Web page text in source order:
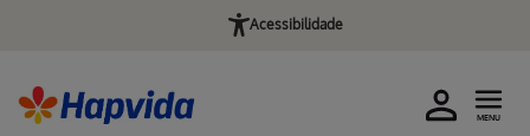
Acessibilidade
MENU